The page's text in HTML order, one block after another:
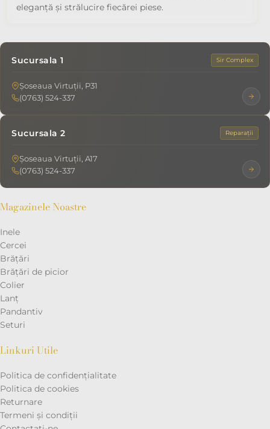
eleganță și strălucire fiecărei piese.
Sucursala 1 Sir Complex
Șoseaua Virtuții, P31
(0763) 524-337
Sucursala 2 Reparații
Șoseaua Virtuții, A17
(0763) 524-337
Magazinele Noastre
Inele
Cercei
Brățări
Brățări de picior
Colier
Lanț
Pandantiv
Seturi
Linkuri Utile
Politica de confidențialitate
Politica de cookies
Returnare
Termeni și condiții